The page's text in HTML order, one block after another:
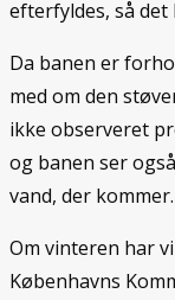
efterfyldes, så
Da banen er
med om den
ikke observeret
og banen ser
vand, der kommer.
Om vinteren har
Københavns